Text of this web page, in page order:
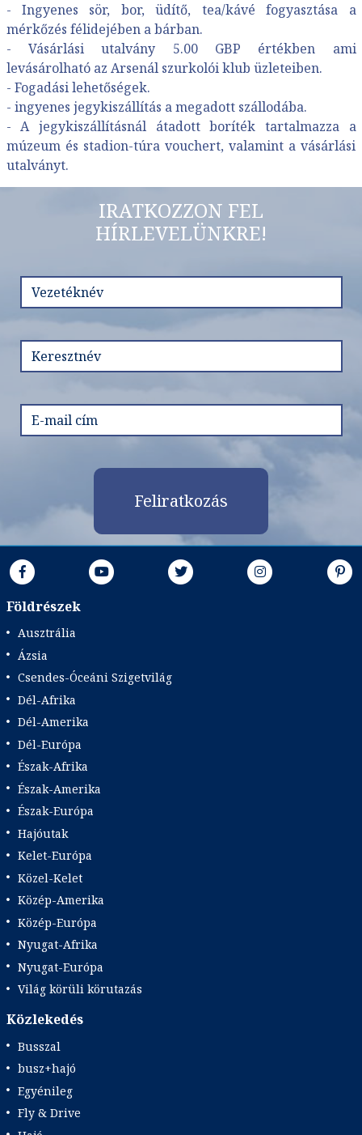
- Ingyenes sör, bor, üdítő, tea/kávé fogyasztása a
mérkőzés félidejében a bárban.
- Vásárlási utalvány 5.00 GBP értékben ami
levásárolható az Arsenál szurkolói klub üzleteiben.
- Fogadási lehetőségek.
- ingyenes jegykiszállítás a megadott szállodába.
- A jegykiszállításnál átadott boríték tartalmazza a
múzeum és stadion-túra vouchert, valamint a vásárlási
utalványt.
IRATKOZZON FEL
HÍRLEVELÜNKRE!
Feliratkozás
Földrészek
Ausztrália
Ázsia
Csendes-Óceáni Szigetvilág
Dél-Afrika
Dél-Amerika
Dél-Európa
Észak-Afrika
Észak-Amerika
Észak-Európa
Hajóutak
Kelet-Európa
Közel-Kelet
Közép-Amerika
Közép-Európa
Nyugat-Afrika
Nyugat-Európa
Világ körüli körutazás
Közlekedés
Busszal
busz+hajó
Egyénileg
Fly & Drive